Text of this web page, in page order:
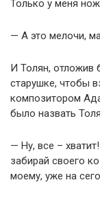
Только у меня
— А это мелочи,
И Толян, отложив
старушке, чтобы
композитором
было назвать
— Ну, все –
забирай своего
моему, уже на